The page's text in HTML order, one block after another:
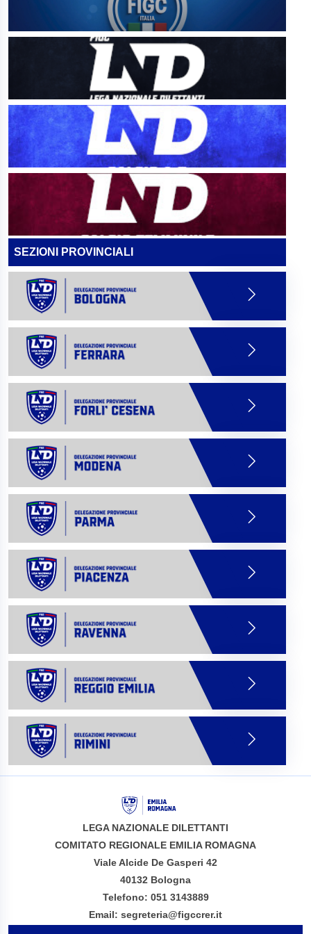
SEZIONI PROVINCIALI
LEGA NAZIONALE DILETTANTI
COMITATO REGIONALE EMILIA ROMAGNA
Viale Alcide De Gasperi 42
40132 Bologna
Telefono: 051 3143889
Email: segreteria@figccrer.it